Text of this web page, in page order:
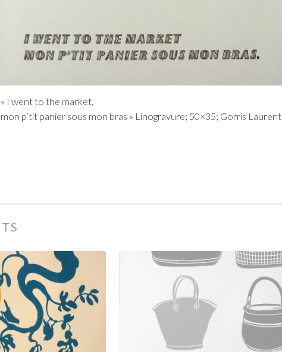
« I went to the market,
mon p’tit panier sous mon bras » Linogravure; 50×35; Gorris Laurent